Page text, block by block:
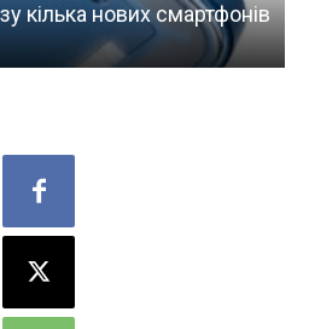
кілька нових смартфонів